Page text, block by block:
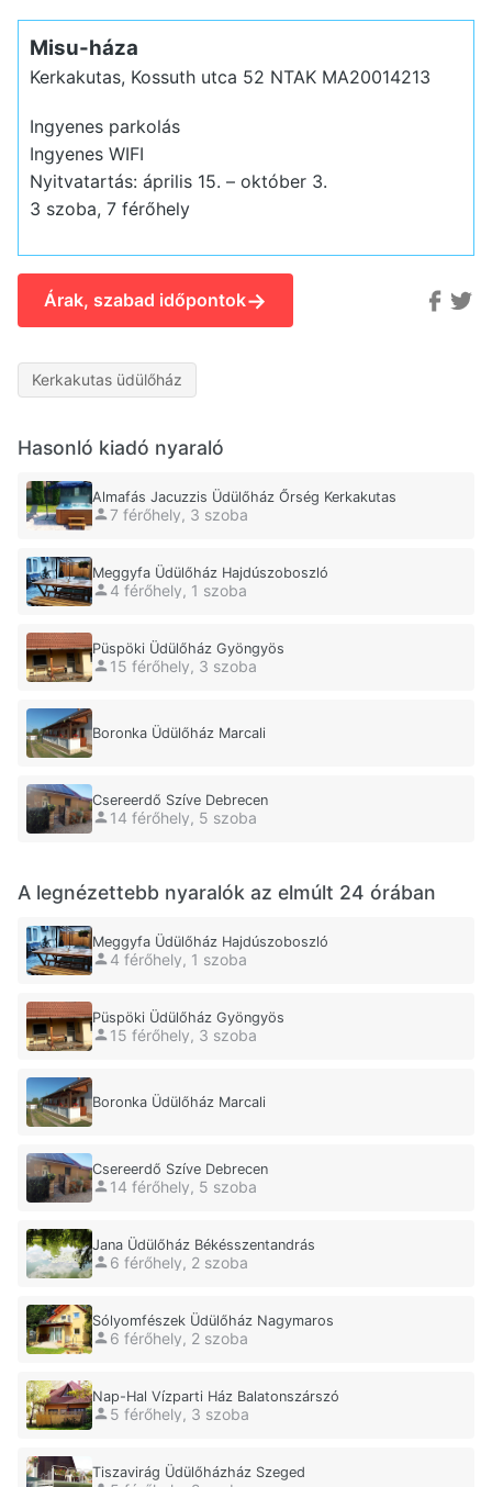
Misu-háza
Kerkakutas, Kossuth utca 52 NTAK MA20014213
Ingyenes parkolás
Ingyenes WIFI
Nyitvatartás: április 15. – október 3.
3 szoba, 7 férőhely
Árak, szabad időpontok→
Kerkakutas üdülőház
Hasonló kiadó nyaraló
Almafás Jacuzzis Üdülőház Őrség Kerkakutas
7 férőhely, 3 szoba
Meggyfa Üdülőház Hajdúszoboszló
4 férőhely, 1 szoba
Püspöki Üdülőház Gyöngyös
15 férőhely, 3 szoba
Boronka Üdülőház Marcali
Csereerdő Szíve Debrecen
14 férőhely, 5 szoba
A legnézettebb nyaralók az elmúlt 24 órában
Meggyfa Üdülőház Hajdúszoboszló
4 férőhely, 1 szoba
Püspöki Üdülőház Gyöngyös
15 férőhely, 3 szoba
Boronka Üdülőház Marcali
Csereerdő Szíve Debrecen
14 férőhely, 5 szoba
Jana Üdülőház Békésszentandrás
6 férőhely, 2 szoba
Sólyomfészek Üdülőház Nagymaros
6 férőhely, 2 szoba
Nap-Hal Vízparti Ház Balatonszárszó
5 férőhely, 3 szoba
Tiszavirág Üdülőházház Szeged